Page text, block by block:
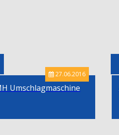
27.06.2016
Umschlagmaschine